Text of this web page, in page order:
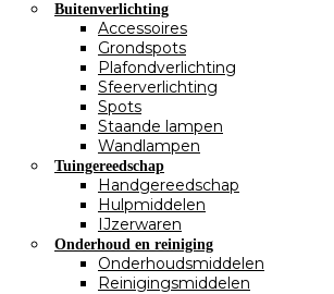
Buitenverlichting
Accessoires
Grondspots
Plafondverlichting
Sfeerverlichting
Spots
Staande lampen
Wandlampen
Tuingereedschap
Handgereedschap
Hulpmiddelen
IJzerwaren
Onderhoud en reiniging
Onderhoudsmiddelen
Reinigingsmiddelen